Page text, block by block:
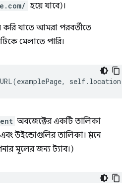
হয়ে যাবে)।
যাতে আমরা পরবর্তীতে
মেলাতে পারি।
URL(examplePage, self. location
অবজেক্টের একটি তালিকা
উইন্ডোগুলির তালিকা। (মনে
মূলের জন্য ট্যাব।)